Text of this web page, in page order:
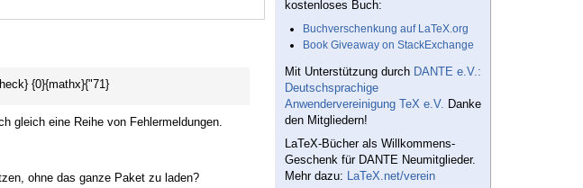
{0}{mathx}{"71}
gleich eine Reihe von Fehlermeldungen.
ohne das ganze Paket zu laden?
kostenloses Buch:
Buchverschenkung auf LaTeX.org
Book Giveaway on StackExchange
Mit Unterstützung durch DANTE e.V.:
Deutschsprachige
Anwendervereinigung TeX e.V. Danke
den Mitgliedern!
LaTeX-Bücher als Willkommens-
Geschenk für DANTE Neumitglieder.
Mehr dazu: LaTeX.net/verein